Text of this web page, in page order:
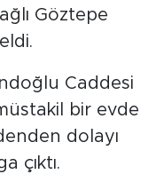
Göztepe
Caddesi
bir evde
dolayı
çıktı.